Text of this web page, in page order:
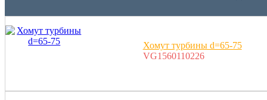
Хомут турбины d=65-75
VG1560110226